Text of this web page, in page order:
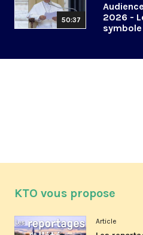
50:37
2026 -
symbole
KTO vous propose
Article